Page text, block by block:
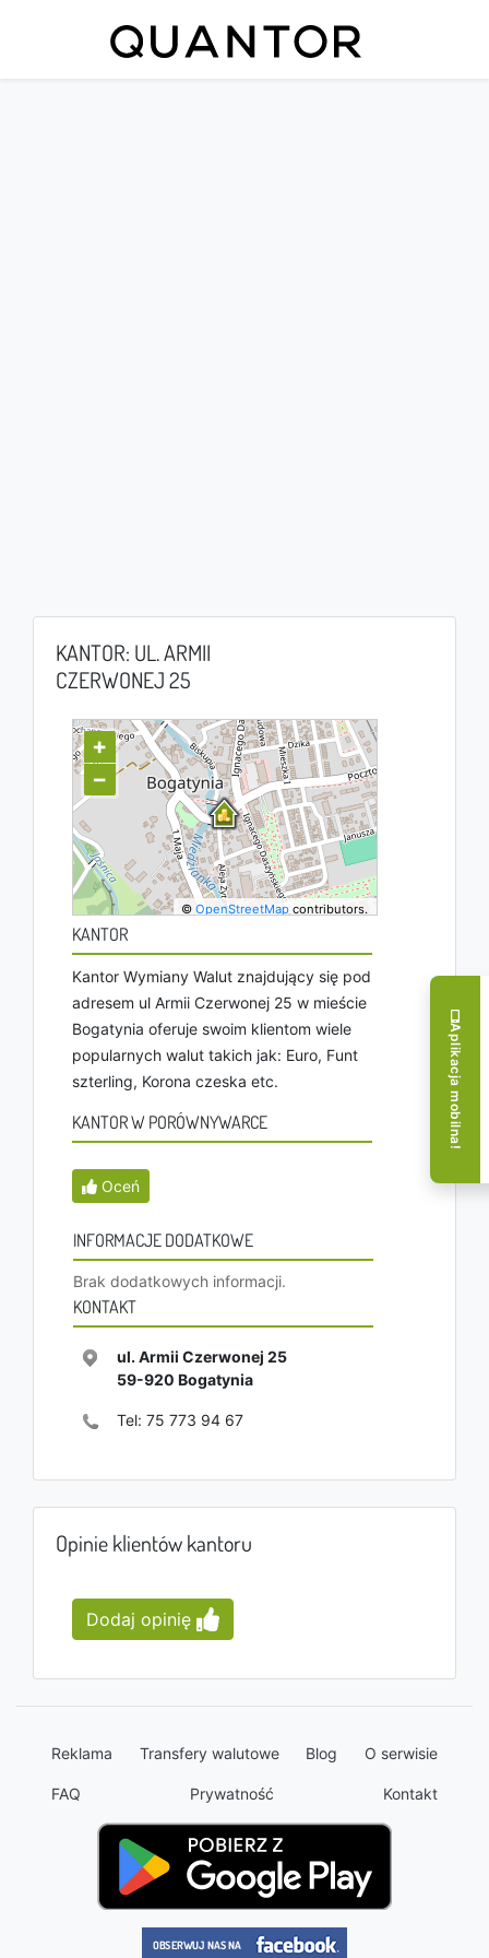
KANTOR: UL. ARMII
CZERWONEJ 25
+
−
©OpenStreetMap contributors.
KANTOR
Kantor Wymiany Walut znajdujący się pod
adresem ul Armii Czerwonej 25 w mieście
Bogatynia oferuje swoim klientom wiele
popularnych walut takich jak: Euro, Funt
szterling, Korona czeska etc.
KANTOR W PORÓWNYWARCE
Oceń
INFORMACJE DODATKOWE
Brak dodatkowych informacji.
KONTAKT
ul. Armii Czerwonej 25
59-920 Bogatynia
Tel: 75 773 94 67
Opinie klientów kantoru
Dodaj opinię
Reklama Transfery walutowe Blog O serwisie
FAQ Prywatność Kontakt
Aplikacja mobilna!